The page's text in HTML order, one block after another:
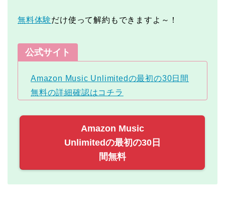
無料体験だけ使って解約もできますよ～！
公式サイト
Amazon Music Unlimitedの最初の30日間
無料の詳細確認はコチラ
Amazon Music
Unlimitedの最初の30日
間無料